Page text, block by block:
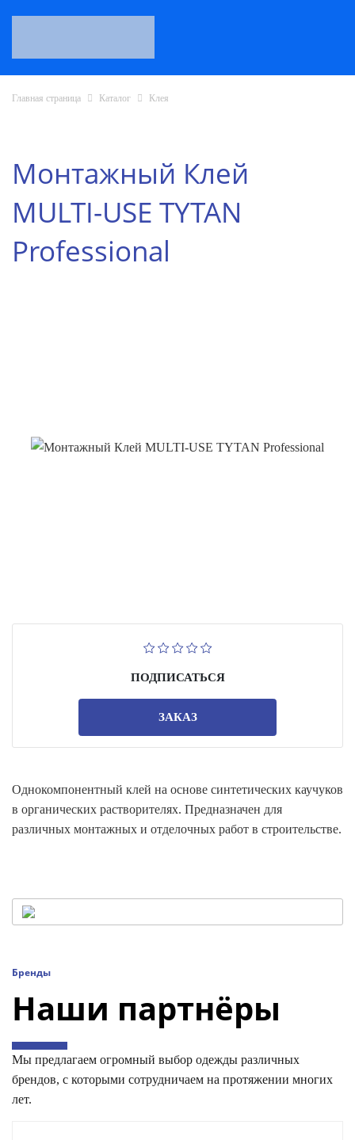
Главная страница Каталог Клея
Монтажный Клей
MULTI-USE TYTAN
Professional
ПОДПИСАТЬСЯ
ЗАКАЗ
Однокомпонентный клей на основе синтетических каучуков
в органических растворителях. Предназначен для
различных монтажных и отделочных работ в строительстве.
Бренды
Наши партнёры
Мы предлагаем огромный выбор одежды различных
брендов, с которыми сотрудничаем на протяжении многих
лет.